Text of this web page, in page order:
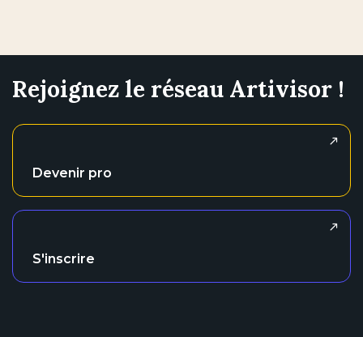
Rejoignez le réseau Artivisor !
Devenir pro
S'inscrire